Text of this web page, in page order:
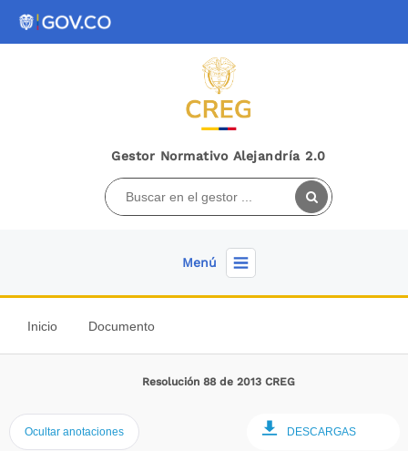
Gestor Normativo Alejandría 2.0
Menú
Inicio Documento
Resolución 88 de 2013 CREG
Ocultar anotaciones DESCARGAS